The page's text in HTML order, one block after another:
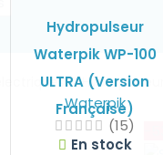
& Hydropulseurs
Hydropulseur
Waterpik WP-100
ULTRA (Version
Française)
Waterpik
(15)
En stock